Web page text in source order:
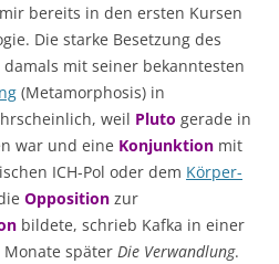
bereits in den ersten Kursen
Die starke Besetzung des
mit seiner bekanntesten
(Metamorphosis) in
weil Pluto gerade in
war und eine Konjunktion mit
ICH-Pol oder dem Körper-
Opposition zur
bildete, schrieb Kafka in einer
Monate später Die Verwandlung.